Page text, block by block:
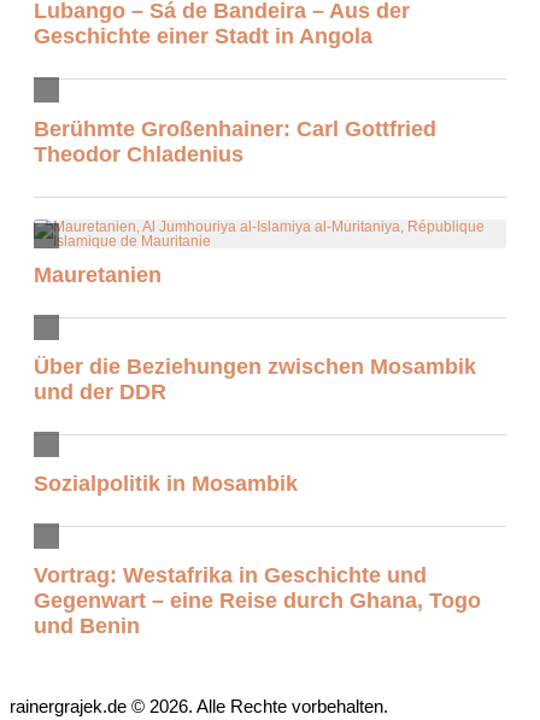
Lubango – Sá de Bandeira – Aus der
Geschichte einer Stadt in Angola
Berühmte Großenhainer: Carl Gottfried
Theodor Chladenius
Mauretanien
Über die Beziehungen zwischen Mosambik
und der DDR
Sozialpolitik in Mosambik
Vortrag: Westafrika in Geschichte und
Gegenwart – eine Reise durch Ghana, Togo
und Benin
rainergrajek.de © 2026. Alle Rechte vorbehalten.